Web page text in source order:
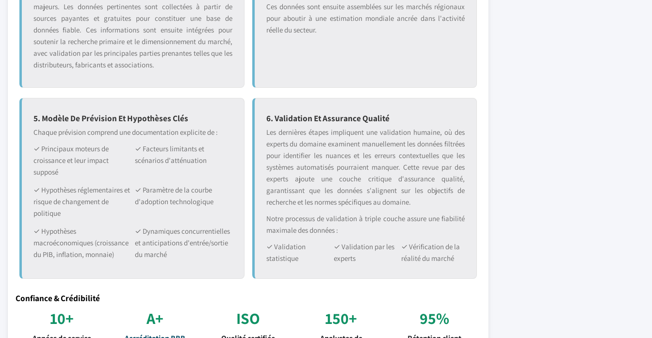
majeurs. Les données pertinentes sont collectées à partir de
sources payantes et gratuites pour constituer une base de
données fiable. Ces informations sont ensuite intégrées pour
soutenir la recherche primaire et le dimensionnement du marché,
avec validation par les principales parties prenantes telles que les
distributeurs, fabricants et associations.
Ces données sont ensuite assemblées sur les marchés régionaux
pour aboutir à une estimation mondiale ancrée dans l'activité
réelle du secteur.
5. Modèle De Prévision Et Hypothèses Clés
Chaque prévision comprend une documentation explicite de :
✓ Principaux moteurs de
croissance et leur impact
supposé
✓ Facteurs limitants et
scénarios d'atténuation
✓ Hypothèses réglementaires et
risque de changement de
politique
✓ Paramètre de la courbe
d'adoption technologique
✓ Hypothèses
macroéconomiques (croissance
du PIB, inflation, monnaie)
✓ Dynamiques concurrentielles
et anticipations d'entrée/sortie
du marché
6. Validation Et Assurance Qualité
Les dernières étapes impliquent une validation humaine, où des
experts du domaine examinent manuellement les données filtrées
pour identifier les nuances et les erreurs contextuelles que les
systèmes automatisés pourraient manquer. Cette revue par des
experts ajoute une couche critique d'assurance qualité,
garantissant que les données s'alignent sur les objectifs de
recherche et les normes spécifiques au domaine.
Notre processus de validation à triple couche assure une fiabilité
maximale des données :
✓ Validation
statistique
✓ Validation par les
experts
✓ Vérification de la
réalité du marché
Confiance & Crédibilité
10+ A+ ISO 150+ 95%